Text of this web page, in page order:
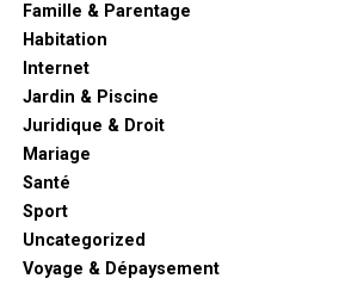
Famille & Parentage
Habitation
Internet
Jardin & Piscine
Juridique & Droit
Mariage
Santé
Sport
Uncategorized
Voyage & Dépaysement